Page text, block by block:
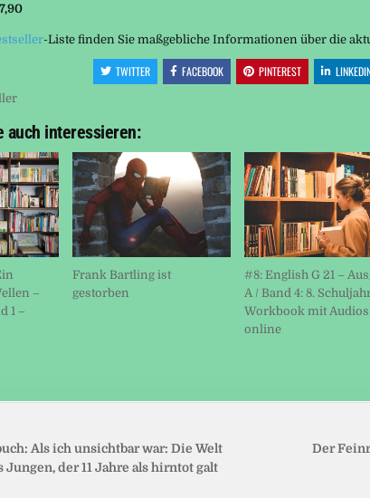
-Liste finden Sie maßgebliche Informationen über die
TWITTER FACEBOOK PINTEREST
auch interessieren:
–
1 –
Frank Bartling ist
gestorben
#8: English G 21 –
A / Band 4: 8.
Workbook mit Audios
online
Der
Als ich unsichtbar war: Die Welt
Jungen, der 11 Jahre als hirntot galt